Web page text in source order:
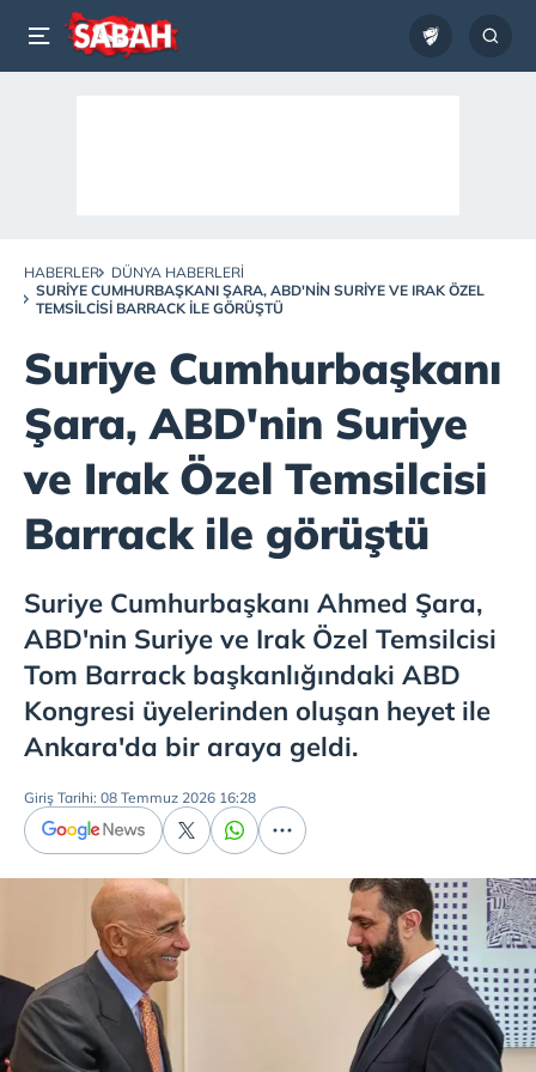
HABERLER
DÜNYA HABERLERI
SURIYE CUMHURBAŞKANI ŞARA, ABD'NIN SURIYE VE IRAK ÖZEL
TEMSILCISI BARRACK ILE GÖRÜŞTÜ
Suriye Cumhurbaşkanı
Şara, ABD'nin Suriye
ve Irak Özel Temsilcisi
Barrack ile görüştü
Suriye Cumhurbaşkanı Ahmed Şara,
ABD'nin Suriye ve Irak Özel Temsilcisi
Tom Barrack başkanlığındaki ABD
Kongresi üyelerinden oluşan heyet ile
Ankara'da bir araya geldi.
Giriş Tarihi: 08 Temmuz 2026 16:28